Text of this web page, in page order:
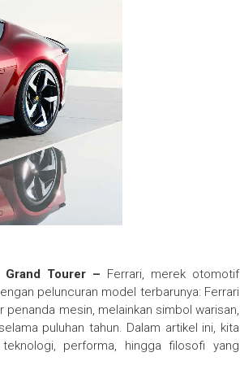
Grand Tourer – Ferrari, merek otomotif
peluncuran model terbarunya: Ferrari
penanda mesin, melainkan simbol warisan,
puluhan tahun. Dalam artikel ini, kita
performa, hingga filosofi yang